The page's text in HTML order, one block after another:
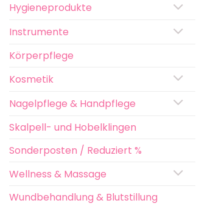
Hygieneprodukte
Instrumente
Körperpflege
Kosmetik
Nagelpflege & Handpflege
Skalpell- und Hobelklingen
Sonderposten / Reduziert %
Wellness & Massage
Wundbehandlung & Blutstillung